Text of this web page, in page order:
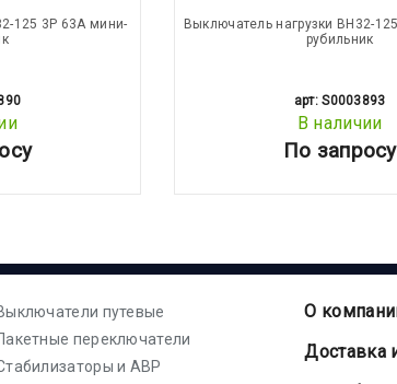
125 3P 63А мини-
Выключатель нагрузки ВН32-
рубильник
арт: S0003893
В наличии
По запросу
путевые
переключатели
и АВР
О
Доставка